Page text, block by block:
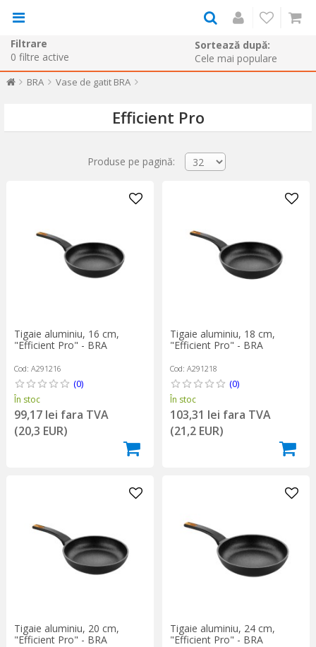
Filtrare
0 filtre active
Sortează după:
BRA Vase de gatit BRA
Efficient Pro
Produse pe pagină:
Tigaie aluminiu, 16 cm,
"Efficient Pro" - BRA
Cod: A291216
(0)
În stoc
99,17 lei fara TVA
(20,3 EUR)
Tigaie aluminiu, 18 cm,
"Efficient Pro" - BRA
Cod: A291218
(0)
În stoc
103,31 lei fara TVA
(21,2 EUR)
Tigaie aluminiu, 20 cm,
"Efficient Pro" - BRA
Tigaie aluminiu, 24 cm,
"Efficient Pro" - BRA